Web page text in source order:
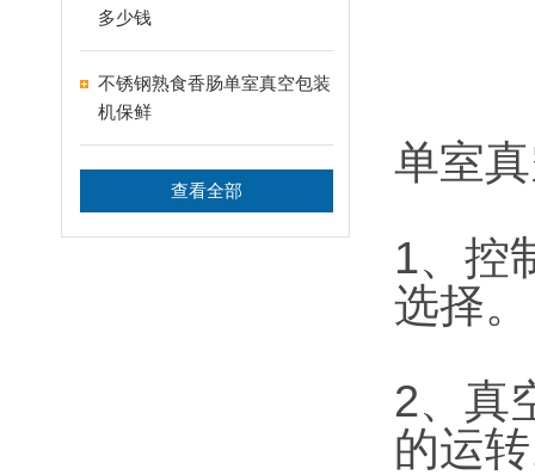
多少钱
不锈钢熟食香肠单室真空包装
机保鲜
查看全部
单室
1、控
选择。
2、真
的运